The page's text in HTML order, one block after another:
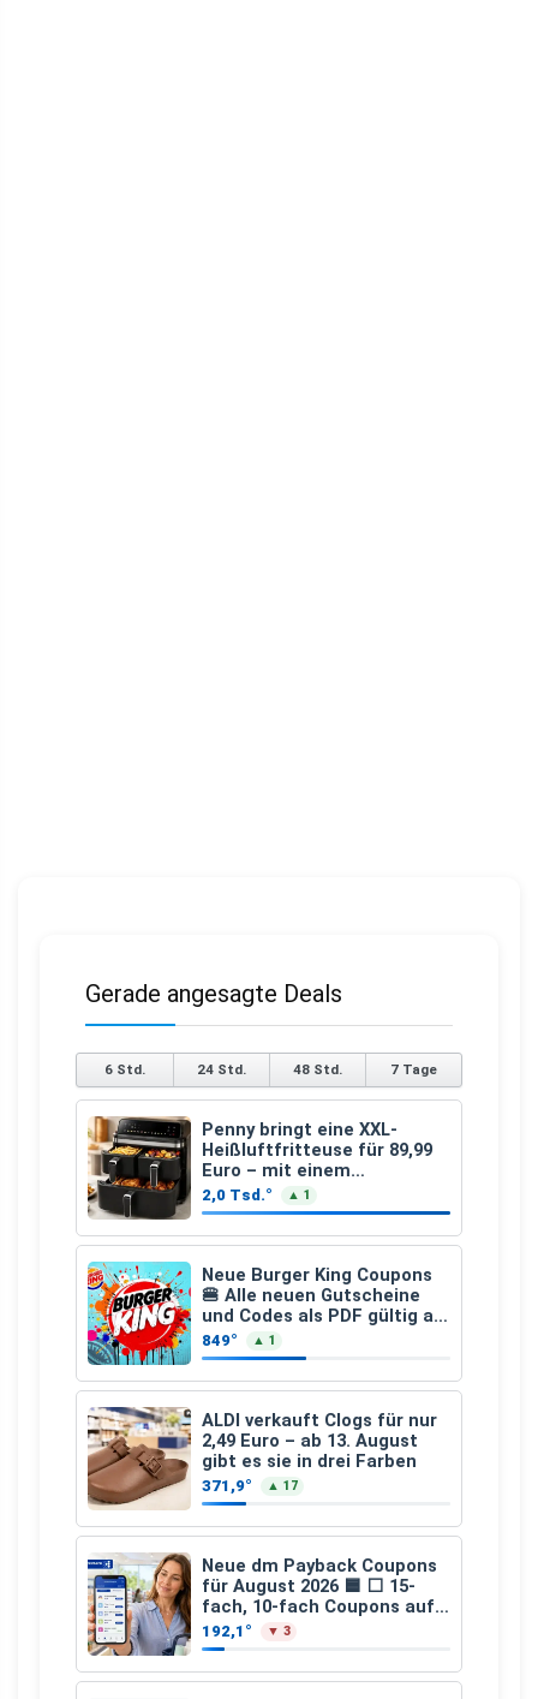
Gerade angesagte Deals
6 Std. 24 Std. 48 Std. 7 Tage
Penny bringt eine XXL-
Heißluftfritteuse für 89,99
Euro – mit einem
besonderen Vorteil
2,0 Tsd.° ▲ 1
Neue Burger King Coupons
🍔 Alle neuen Gutscheine
und Codes als PDF gültig ab
25.07.2026 bis 04.09.2026
849° ▲ 1
ALDI verkauft Clogs für nur
2,49 Euro – ab 13. August
gibt es sie in drei Farben
371,9° ▲ 17
Neue dm Payback Coupons
für August 2026 🟦 ⬜ 15-
fach, 10-fach Coupons auf
den gesamten Einkauf ab 2
€
192,1° ▼ 3